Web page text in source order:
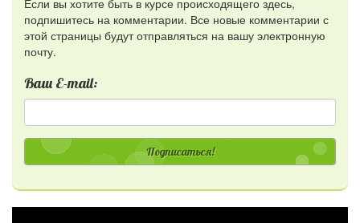
Если вы хотите быть в курсе происходящего здесь,
подпишитесь на комментарии. Все новые комментарии с
этой страницы будут отправляться на вашу электронную
почту.
Ваш E-mail:
Подписаться!